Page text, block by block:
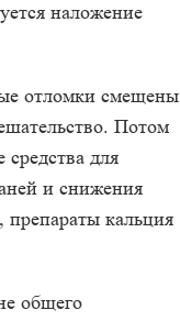
наложение
отломки
Потом
средства для
и снижения
кальция
общего